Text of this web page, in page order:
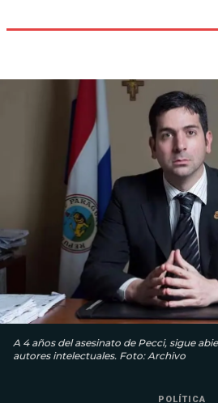
A 4 años del asesinato de Pecci, sigue
autores intelectuales. Foto: Archivo
POLÍTICA